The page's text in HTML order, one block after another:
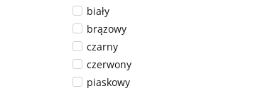
biały
brązowy
czarny
czerwony
piaskowy